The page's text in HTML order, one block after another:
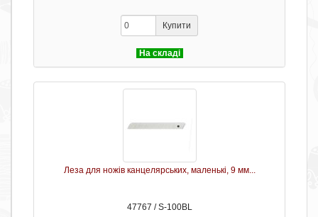
Купити
На складі
Леза для ножів канцелярських, маленькі, 9 мм...
47767 / S-100BL